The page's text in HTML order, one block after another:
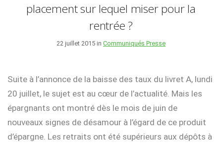
placement sur lequel miser pour la
rentrée ?
22 juillet 2015 in Communiqués Presse
Suite à l’annonce de la baisse des taux du livret A, lundi
20 juillet, le sujet est au cœur de l’actualité. Mais les
épargnants ont montré dès le mois de juin de
nouveaux signes de désamour à l’égard de ce produit
d’épargne. Les retraits ont été supérieurs aux dépôts à